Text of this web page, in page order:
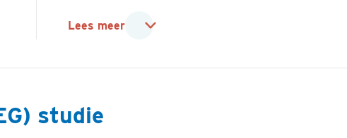
Lees meer
studie